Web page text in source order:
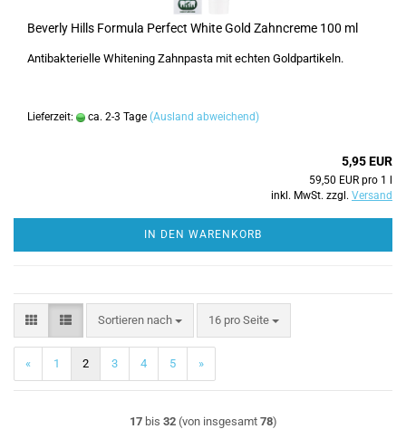
Beverly Hills Formula Perfect White Gold Zahncreme 100 ml
Antibakterielle Whitening Zahnpasta mit echten Goldpartikeln.
Lieferzeit: ca. 2-3 Tage (Ausland abweichend)
5,95 EUR
59,50 EUR pro 1 l
inkl. MwSt. zzgl. Versand
IN DEN WARENKORB
Sortieren nach
Sortieren nach 16 pro Seite
pro Seite
« 1 2 3 4 5 »
17bis 32(von insgesamt 78)